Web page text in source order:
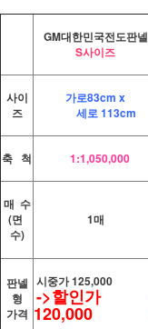
GM대한민국전도판넬
S사이즈
사이
즈
가로83cm x
세로 113cm
축 척 1:1,050,000
매 수
(면
수)
1매
판넬
형
가격
시중가 125,000
->할인가
120,000